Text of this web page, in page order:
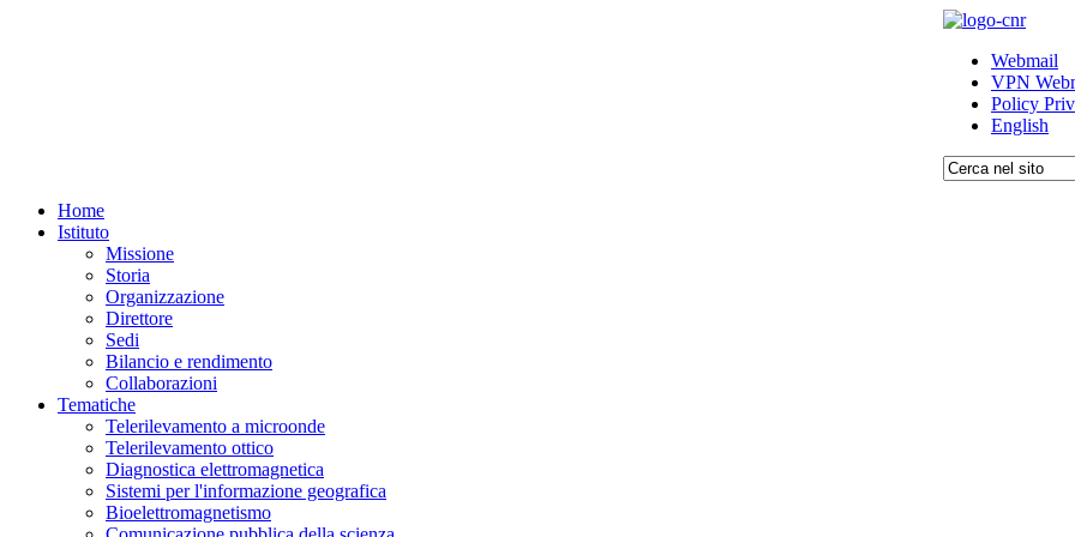
Webmail
VPN
Policy
English
Home
Istituto
Missione
Storia
Organizzazione
Direttore
Sedi
Bilancio e rendimento
Collaborazioni
Tematiche
Telerilevamento a microonde
Telerilevamento ottico
Diagnostica elettromagnetica
Sistemi per l'informazione geografica
Bioelettromagnetismo